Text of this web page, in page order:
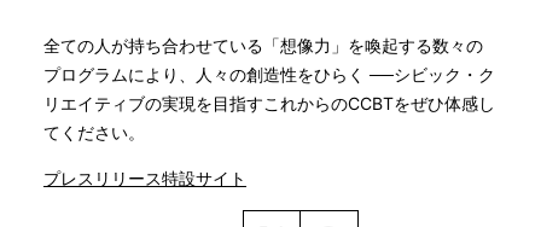
全ての人が持ち合わせている「想像力」を喚起する数々の
プログラムにより、人々の創造性をひらく ──シビック・ク
リエイティブの実現を目指すこれからのCCBTをぜひ体感し
てください。
プレスリリース特設サイト